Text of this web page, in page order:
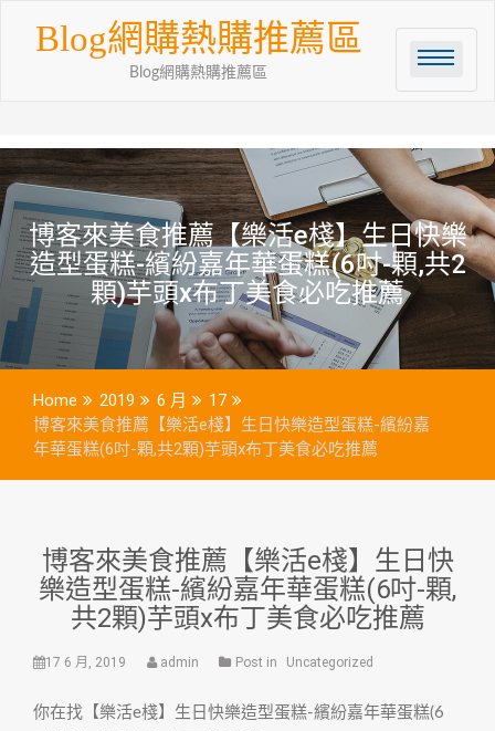
Blog網購熱購推薦區
Blog網購熱購推薦區
博客來美食推薦【樂活e棧】生日快樂
造型蛋糕-繽紛嘉年華蛋糕(6吋-顆,共2
顆)芋頭x布丁美食必吃推薦
Home 2019 6 月
17
博客來美食推薦【樂活e棧】生日快樂造型蛋糕-繽紛嘉
年華蛋糕(6吋-顆,共2顆)芋頭x布丁美食必吃推薦
博客來美食推薦【樂活e棧】生日快
樂造型蛋糕-繽紛嘉年華蛋糕(6吋-顆,
共2顆)芋頭x布丁美食必吃推薦
17 6 月, 2019 admin Post in Uncategorized
你在找【樂活e棧】生日快樂造型蛋糕-繽紛嘉年華蛋糕(6